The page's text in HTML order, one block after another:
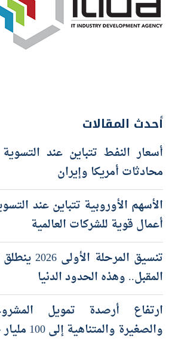
أحدث المقالات
أسعار النفط تتباين عند
محادثات أمريكا وإيران
الأسهم الأوروبية تتباين عند
أعمال قوية للشركات العالمية
تنسيق
المقبل.. وهذه الحدود الدنيا
ارتفاع أرصدة تمويل
والصغيرة والمتناهية إلى 100 مليار جنيه بنهاية مايو